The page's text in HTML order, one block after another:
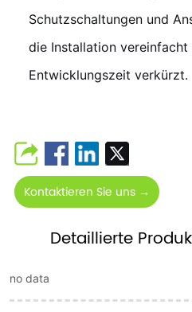
Schutzschaltungen und
die Installation vereinfacht
Entwicklungszeit verkürzt.
Kontaktieren Sie uns →
Detaillierte
no data